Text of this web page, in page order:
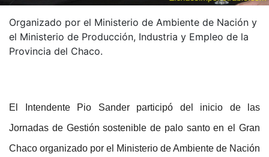
Organizado por el Ministerio de Ambiente de Nación y
el Ministerio de Producción, Industria y Empleo de la
Provincia del Chaco.
El Intendente Pio Sander participó del inicio de las
Jornadas de Gestión sostenible de palo santo en el Gran
Chaco organizado por el Ministerio de Ambiente de Nación